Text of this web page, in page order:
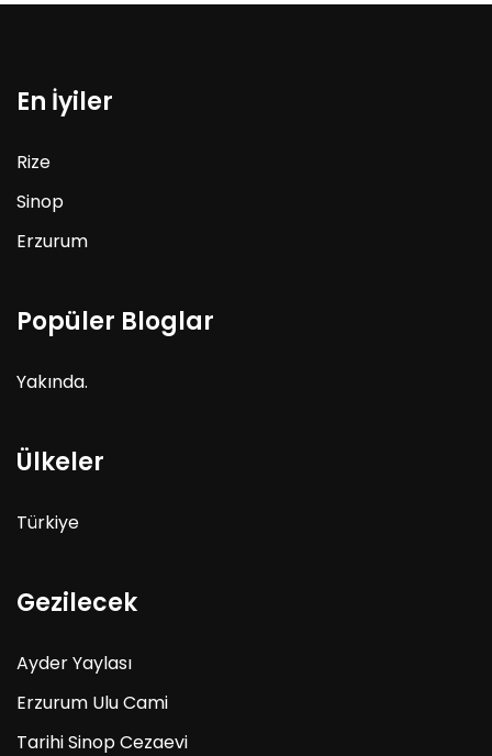
En İyiler
Rize
Sinop
Erzurum
Popüler Bloglar
Yakında.
Ülkeler
Türkiye
Gezilecek
Ayder Yaylası
Erzurum Ulu Cami
Tarihi Sinop Cezaevi